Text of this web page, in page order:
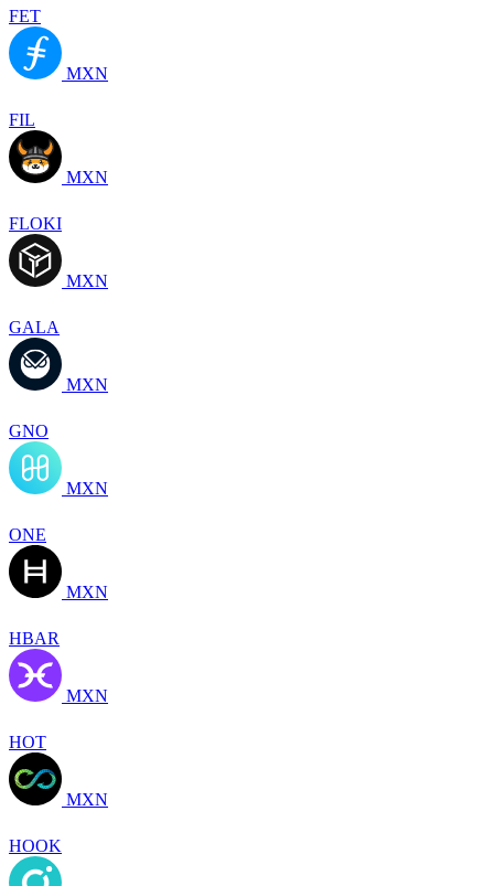
FET
MXN
FIL
MXN
FLOKI
MXN
GALA
MXN
GNO
MXN
ONE
MXN
HBAR
MXN
HOT
MXN
HOOK